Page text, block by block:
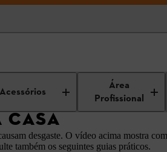
Acessórios
Área
Profissional
Limpeza do exterior da casa
CASA
desgaste. O vídeo acima mostra
também os seguintes guias práticos.